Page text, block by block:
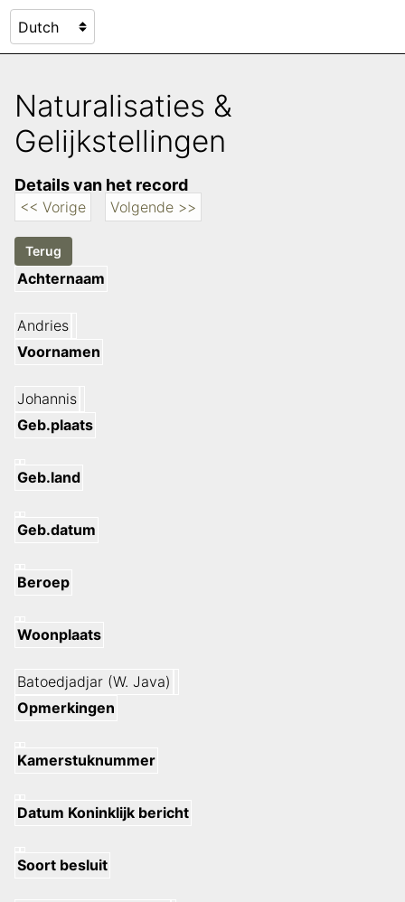
Naturalisaties &
Gelijkstellingen
Details van het record
<< Vorige Volgende >>
Achternaam
Andries
Voornamen
Johannis
Geb.plaats
Geb.land
Geb.datum
Beroep
Woonplaats
Batoedjadjar (W. Java)
Opmerkingen
Kamerstuknummer
Datum Koninklijk bericht
Soort besluit